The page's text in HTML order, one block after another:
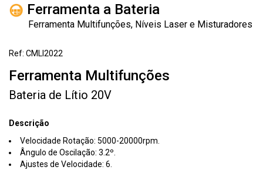
Ferramenta a Bateria
Ferramenta Multifunções, Níveis Laser e Misturadores
Ref: CMLI2022
Ferramenta Multifunções
Bateria de Lítio 20V
Descrição
Velocidade Rotação: 5000-20000rpm.
Ângulo de Oscilação: 3.2º.
Ajustes de Velocidade: 6.